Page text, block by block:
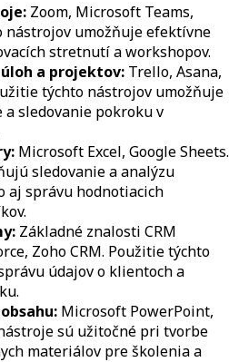
Zoom, Microsoft Teams,
nástrojov umožňuje efektívne
stretnutí a workshopov.
a projektov: Trello, Asana,
týchto nástrojov umožňuje
sledovanie pokroku v
Microsoft Excel, Google Sheets.
sledovanie a analýzu
aj správu hodnotiacich
Základné znalosti CRM
Zoho CRM. Použitie týchto
údajov o klientoch a
Microsoft PowerPoint,
sú užitočné pri tvorbe
materiálov pre školenia a